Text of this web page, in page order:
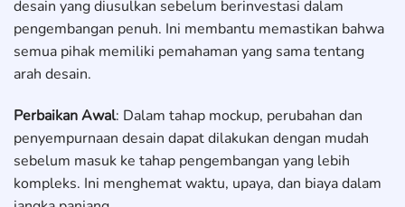
desain yang diusulkan sebelum berinvestasi dalam
pengembangan penuh. Ini membantu memastikan bahwa
semua pihak memiliki pemahaman yang sama tentang
arah desain.
Perbaikan Awal: Dalam tahap mockup, perubahan dan
penyempurnaan desain dapat dilakukan dengan mudah
sebelum masuk ke tahap pengembangan yang lebih
kompleks. Ini menghemat waktu, upaya, dan biaya dalam